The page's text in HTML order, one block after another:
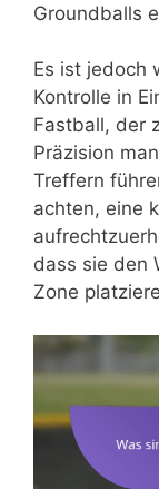
Groundballs
Es ist jedoch
Kontrolle in
Fastball, der
Präzision
Treffern
achten, eine
dass sie den
Zone